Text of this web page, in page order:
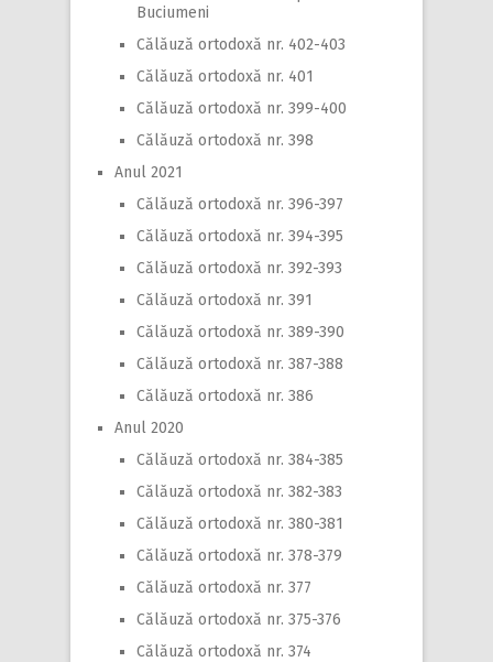
Buciumeni
Călăuză ortodoxă nr. 402-403
Călăuză ortodoxă nr. 401
Călăuză ortodoxă nr. 399-400
Călăuză ortodoxă nr. 398
Anul 2021
Călăuză ortodoxă nr. 396-397
Călăuză ortodoxă nr. 394-395
Călăuză ortodoxă nr. 392-393
Călăuză ortodoxă nr. 391
Călăuză ortodoxă nr. 389-390
Călăuză ortodoxă nr. 387-388
Călăuză ortodoxă nr. 386
Anul 2020
Călăuză ortodoxă nr. 384-385
Călăuză ortodoxă nr. 382-383
Călăuză ortodoxă nr. 380-381
Călăuză ortodoxă nr. 378-379
Călăuză ortodoxă nr. 377
Călăuză ortodoxă nr. 375-376
Călăuză ortodoxă nr. 374